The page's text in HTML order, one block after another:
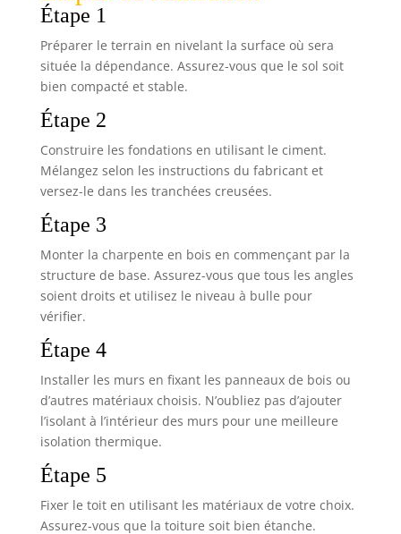
Étape 1
Préparer le terrain en nivelant la surface où sera
située la dépendance. Assurez-vous que le sol soit
bien compacté et stable.
Étape 2
Construire les fondations en utilisant le ciment.
Mélangez selon les instructions du fabricant et
versez-le dans les tranchées creusées.
Étape 3
Monter la charpente en bois en commençant par la
structure de base. Assurez-vous que tous les angles
soient droits et utilisez le niveau à bulle pour
vérifier.
Étape 4
Installer les murs en fixant les panneaux de bois ou
d’autres matériaux choisis. N’oubliez pas d’ajouter
l’isolant à l’intérieur des murs pour une meilleure
isolation thermique.
Étape 5
Fixer le toit en utilisant les matériaux de votre choix.
Assurez-vous que la toiture soit bien étanche.